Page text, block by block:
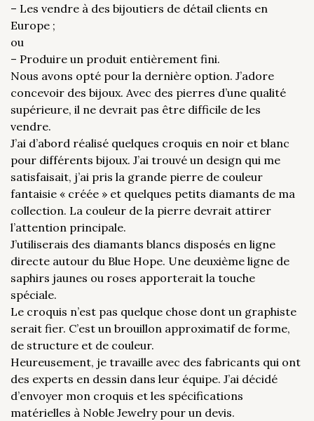
– Les vendre à des bijoutiers de détail clients en
Europe ;
ou
– Produire un produit entièrement fini.
Nous avons opté pour la dernière option. J’adore
concevoir des bijoux. Avec des pierres d’une qualité
supérieure, il ne devrait pas être difficile de les
vendre.
J’ai d’abord réalisé quelques croquis en noir et blanc
pour différents bijoux. J’ai trouvé un design qui me
satisfaisait, j’ai pris la grande pierre de couleur
fantaisie « créée » et quelques petits diamants de ma
collection. La couleur de la pierre devrait attirer
l’attention principale.
J’utiliserais des diamants blancs disposés en ligne
directe autour du Blue Hope. Une deuxième ligne de
saphirs jaunes ou roses apporterait la touche
spéciale.
Le croquis n’est pas quelque chose dont un graphiste
serait fier. C’est un brouillon approximatif de forme,
de structure et de couleur.
Heureusement, je travaille avec des fabricants qui ont
des experts en dessin dans leur équipe. J’ai décidé
d’envoyer mon croquis et les spécifications
matérielles à Noble Jewelry pour un devis.